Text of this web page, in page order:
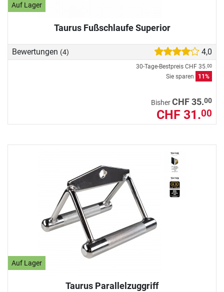
Auf Lager
Taurus Fußschlaufe Superior
Bewertungen (4) 4,0
30-Tage-Bestpreis CHF 35.00
Sie sparen 11%
BisherCHF 35.00
CHF 31.00
Auf Lager
Taurus Parallelzuggriff